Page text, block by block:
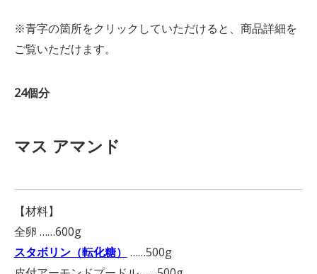
※青字の箇所をクリックしていただけると、商品詳細を
ご覧いただけます。
24個分
マス アマンド
【材料】
全卵 ……600g
スタボリン（転化糖） ……500g